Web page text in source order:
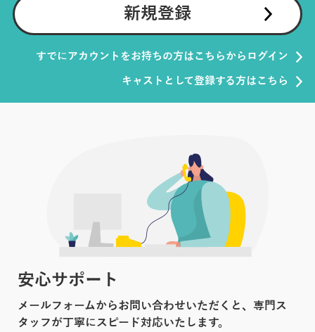
新規登録
すでにアカウントをお持ちの方はこちらからログイン
キャストとして登録する方はこちら
安心サポート
メールフォームからお問い合わせいただくと、専門ス
タッフが丁寧にスピード対応いたします。